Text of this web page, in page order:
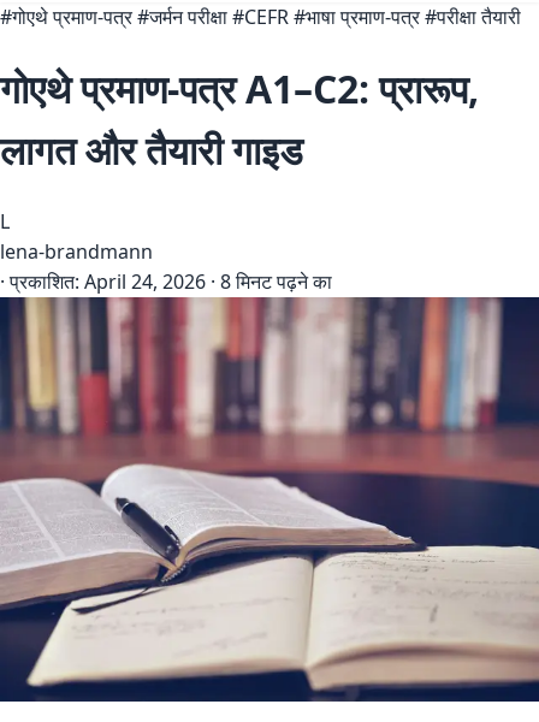
#गोएथे प्रमाण-पत्र#जर्मन परीक्षा#CEFR#भाषा प्रमाण-पत्र#परीक्षा तैयारी
गोएथे प्रमाण-पत्र A1–C2: प्रारूप,
लागत और तैयारी गाइड
L
lena-brandmann
· प्रकाशित: April 24, 2026 · 8 मिनट पढ़ने का